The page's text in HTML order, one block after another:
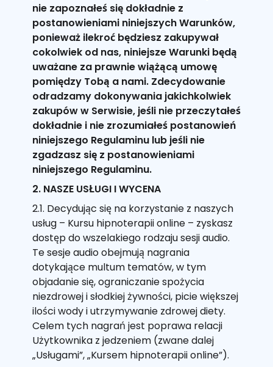
nie zapoznałeś się dokładnie z
postanowieniami niniejszych Warunków,
ponieważ ilekroć będziesz zakupywał
cokolwiek od nas, niniejsze Warunki będą
uważane za prawnie wiążącą umowę
pomiędzy Tobą a nami. Zdecydowanie
odradzamy dokonywania jakichkolwiek
zakupów w Serwisie, jeśli nie przeczytałeś
dokładnie i nie zrozumiałeś postanowień
niniejszego Regulaminu lub jeśli nie
zgadzasz się z postanowieniami
niniejszego Regulaminu.
2. NASZE USŁUGI I WYCENA
2.1. Decydując się na korzystanie z naszych
usług – Kursu hipnoterapii online – zyskasz
dostęp do wszelakiego rodzaju sesji audio.
Te sesje audio obejmują nagrania
dotykające multum tematów, w tym
objadanie się, ograniczanie spożycia
niezdrowej i słodkiej żywności, picie większej
ilości wody i utrzymywanie zdrowej diety.
Celem tych nagrań jest poprawa relacji
Użytkownika z jedzeniem (zwane dalej
„Usługami”, „Kursem hipnoterapii online”).